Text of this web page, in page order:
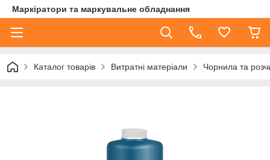
Маркіратори та маркувальне обладнання
Каталог товарів Витратні матеріали Чорнила та